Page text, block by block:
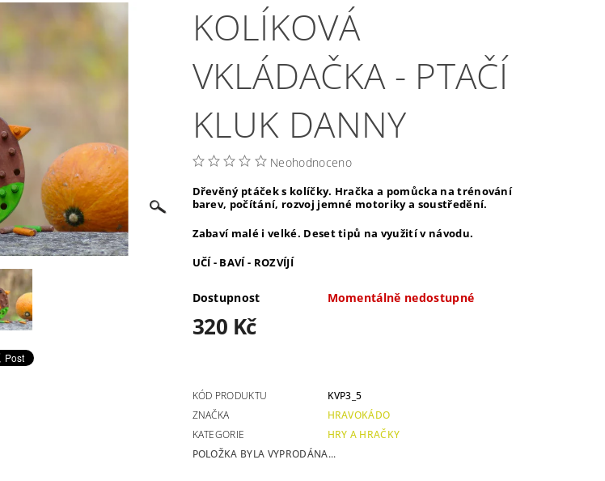
KOLÍKOVÁ
VKLÁDAČKA - PTAČÍ
KLUK DANNY
Neohodnoceno
Dřevěný ptáček s kolíčky. Hračka a pomůcka na trénování
barev, počítání, rozvoj jemné motoriky a soustředění.
Zabaví malé i velké. Deset tipů na využití v návodu.
UČÍ - BAVÍ - ROZVÍJÍ
Dostupnost Momentálně nedostupné
320 Kč
KÓD PRODUKTU
KVP3_5
ZNAČKA
HRAVOKÁDO
KATEGORIE
HRY A HRAČKY
POLOŽKA BYLA VYPRODÁNA...